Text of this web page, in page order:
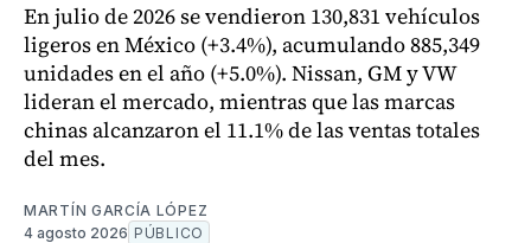
En julio de 2026 se vendieron 130,831 vehículos
ligeros en México (+3.4%), acumulando 885,349
unidades en el año (+5.0%). Nissan, GM y VW
lideran el mercado, mientras que las marcas
chinas alcanzaron el 11.1% de las ventas totales
del mes.
MARTÍN GARCÍA LÓPEZ
4 agosto 2026 PÚBLICO